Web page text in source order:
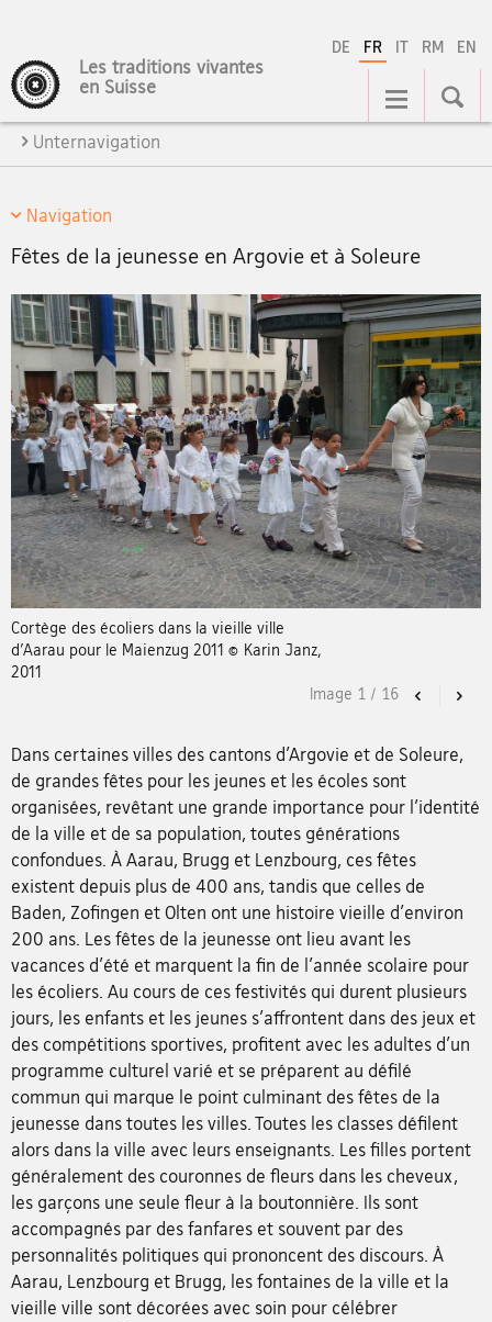
DE FR IT RM EN
Les traditions vivantes
en Suisse
Navigation
Unternavigation
Navigation
Fêtes de la jeunesse en Argovie et à Soleure
Cortège des écoliers dans la vieille ville
d’Aarau pour le Maienzug 2011 © Karin Janz,
2011
Previous
Image 1 / 16
Dans certaines villes des cantons d’Argovie et de Soleure,
de grandes fêtes pour les jeunes et les écoles sont
organisées, revêtant une grande importance pour l’identité
de la ville et de sa population, toutes générations
confondues. À Aarau, Brugg et Lenzbourg, ces fêtes
existent depuis plus de 400 ans, tandis que celles de
Baden, Zofingen et Olten ont une histoire vieille d'environ
200 ans. Les fêtes de la jeunesse ont lieu avant les
vacances d'été et marquent la fin de l'année scolaire pour
les écoliers. Au cours de ces festivités qui durent plusieurs
jours, les enfants et les jeunes s'affrontent dans des jeux et
des compétitions sportives, profitent avec les adultes d'un
programme culturel varié et se préparent au défilé
commun qui marque le point culminant des fêtes de la
jeunesse dans toutes les villes. Toutes les classes défilent
alors dans la ville avec leurs enseignants. Les filles portent
généralement des couronnes de fleurs dans les cheveux,
les garçons une seule fleur à la boutonnière. Ils sont
accompagnés par des fanfares et souvent par des
personnalités politiques qui prononcent des discours. À
Aarau, Lenzbourg et Brugg, les fontaines de la ville et la
vieille ville sont décorées avec soin pour célébrer